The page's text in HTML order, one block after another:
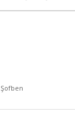
Şofben